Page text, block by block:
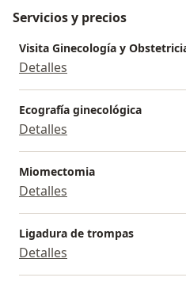
Servicios y precios
Visita Ginecología y
Detalles
Ecografía ginecológica
Detalles
Miomectomia
Detalles
Ligadura de trompas
Detalles